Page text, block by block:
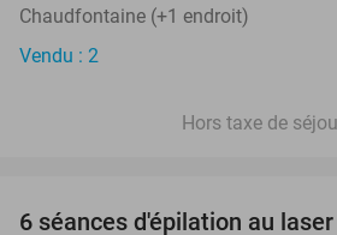
Chaudfontaine (+1 endroit)
Vendu : 2
Hors taxe de
6 séances d'épilation au